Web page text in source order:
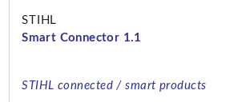
STIHL
Smart Connector 1.1
STIHL connected / smart products